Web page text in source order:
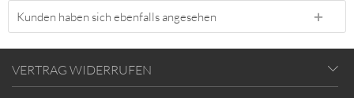
Kunden haben sich ebenfalls angesehen
VERTRAG WIDERRUFEN